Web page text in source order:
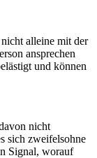
alleine mit der
ansprechen
und können
nicht
sich zweifelsohne
Signal, worauf